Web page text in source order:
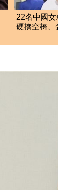
22名中國女
硬擠空橋